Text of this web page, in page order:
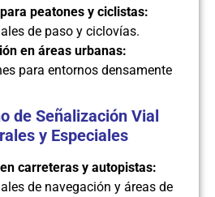
peatones y ciclistas:
de paso y ciclovías.
en áreas urbanas:
para entornos densamente
de Señalización Vial
y Especiales
carreteras y autopistas:
de navegación y áreas de